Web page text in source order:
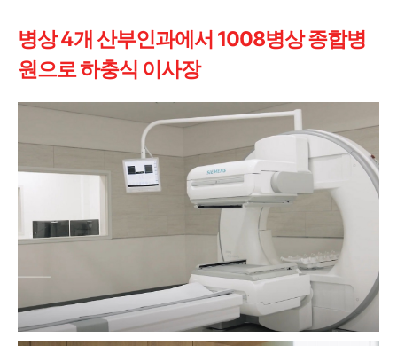
병상 4개 산부인과에서 1008병상 종합병
원으로 하충식 이사장